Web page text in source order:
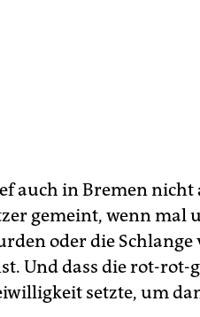
auch in Bremen
gemeint, wenn mal
oder die
Und dass die rot-
setzte, um